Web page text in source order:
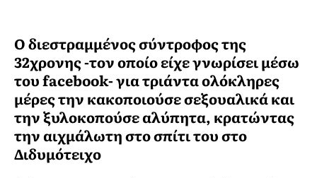
Ο διεστραμμένος σύντροφος της
32χρονης -τον οποίο είχε γνωρίσει μέσω
του facebook- για τριάντα ολόκληρες
μέρες την κακοποιούσε σεξουαλικά και
την ξυλοκοπούσε αλύπητα, κρατώντας
την αιχμάλωτη στο σπίτι του στο
Διδυμότειχο